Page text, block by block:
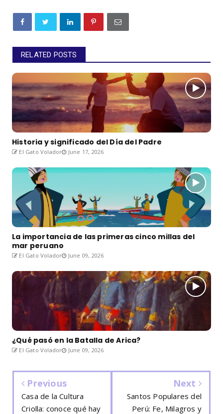
RELATED POSTS
Historia y significado del Día del Padre
El Gato Volador June 17, 2026
La importancia de las primeras cinco millas del
mar peruano
El Gato Volador June 09, 2026
¿Qué pasó en la Batalla de Arica?
El Gato Volador June 09, 2026
Previous
Casa de la Cultura
Criolla: conoce qué hay
Next
Santos Populares del
Perú: Fe, Milagros y